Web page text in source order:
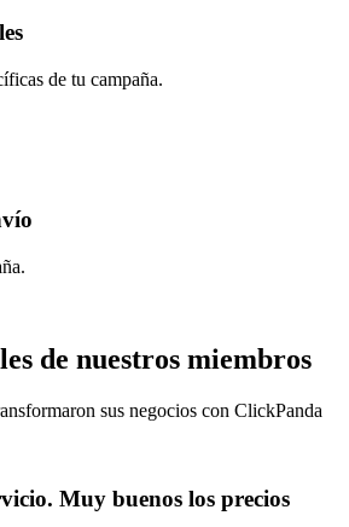
de tu campaña.
de nuestros miembros
sus negocios con ClickPanda
Muy buenos los precios